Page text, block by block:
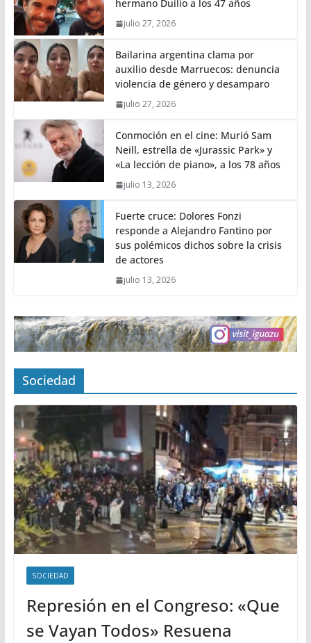
hermano Duilio a los 47 años
julio 27, 2026
Bailarina argentina clama por
auxilio desde Marruecos: denuncia
violencia de género y desamparo
julio 27, 2026
Conmoción en el cine: Murió Sam
Neill, estrella de «Jurassic Park» y
«La lección de piano», a los 78 años
julio 13, 2026
Fuerte cruce: Dolores Fonzi
responde a Alejandro Fantino por
sus polémicos dichos sobre la crisis
de actores
julio 13, 2026
Sociedad
SOCIEDAD
Represión en el Congreso: «Que
se Vayan Todos» Resuena